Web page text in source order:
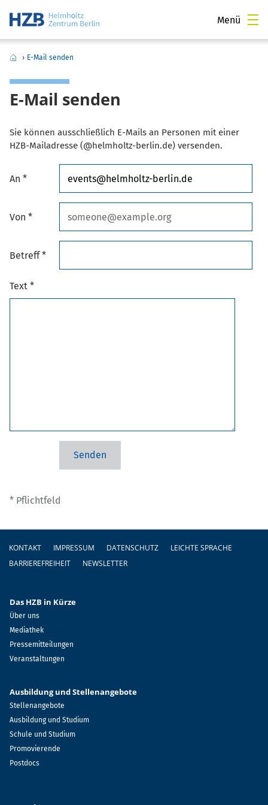
Menü
› E-Mail senden
E-Mail senden
Sie können ausschließlich E-Mails an Personen mit einer
HZB-Mailadresse (@helmholtz-berlin.de) versenden.
An *
Von *
Betreff *
Text *
* Pflichtfeld
Fußzeile
KONTAKT IMPRESSUM DATENSCHUTZ
LEICHTE SPRACHE
BARRIEREFREIHEIT
NEWSLETTER
Das HZB in Kürze
Über uns
Mediathek
Pressemitteilungen
Veranstaltungen
Ausbildung und Stellenangebote
Stellenangebote
Ausbildung und Studium
Schule und Studium
Promovierende
Postdocs